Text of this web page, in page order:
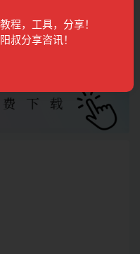
程，工具，分享！
叔分享咨讯！